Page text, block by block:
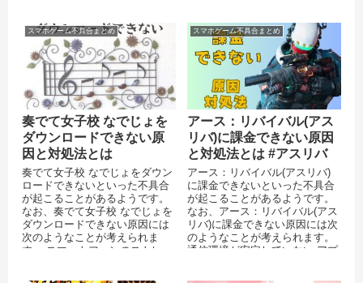
スマホゲーム不具合まとめ
奏でて女子校 なでじょを
ダウンロードできない原
因と対処法とは
奏でて女子校 なでじょをダウン
ロードできないといった不具合
が起こることがあるようです。
なお、奏でて女子校 なでじょを
ダウンロードできない原因には
次のようなことが考えられま
す。 スマートフォンのストレー
スマホゲーム不具合まとめ
アース：リバイバル(アス
リバ)に課金できない原因
と対処法とは #アスリバ
アース：リバイバル(アスリバ)
に課金できないといった不具合
が起こることがあるようです。
なお、アース：リバイバル(アス
リバ)に課金できない原因には次
のようなことが考えられます。
通信環境が安定していない アプ